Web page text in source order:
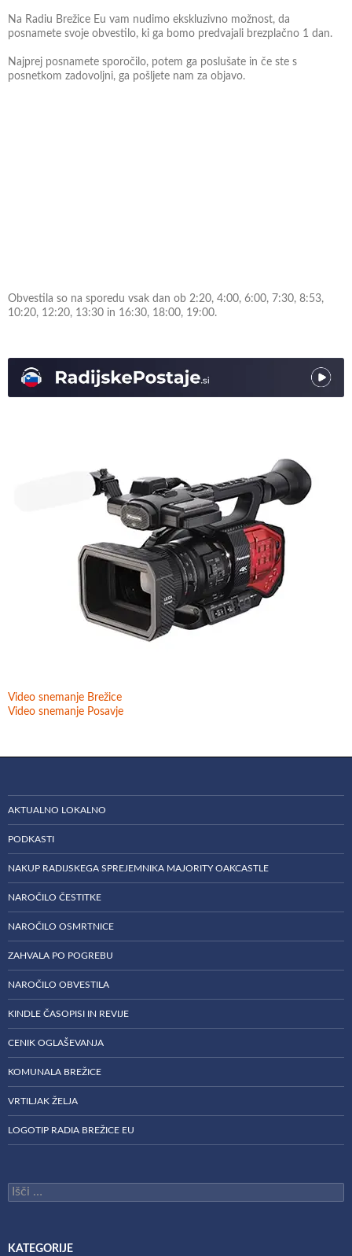
Na Radiu Brežice Eu vam nudimo ekskluzivno možnost, da
posnamete svoje obvestilo, ki ga bomo predvajali brezplačno 1 dan.
Najprej posnamete sporočilo, potem ga poslušate in če ste s
posnetkom zadovoljni, ga pošljete nam za objavo.
Obvestila so na sporedu vsak dan ob 2:20, 4:00, 6:00, 7:30, 8:53,
10:20, 12:20, 13:30 in 16:30, 18:00, 19:00.
Video snemanje Brežice
Video snemanje Posavje
AKTUALNO LOKALNO
PODKASTI
NAKUP RADIJSKEGA SPREJEMNIKA MAJORITY OAKCASTLE
NAROČILO ČESTITKE
NAROČILO OSMRTNICE
ZAHVALA PO POGREBU
NAROČILO OBVESTILA
KINDLE ČASOPISI IN REVIJE
CENIK OGLAŠEVANJA
KOMUNALA BREŽICE
VRTILJAK ŽELJA
LOGOTIP RADIA BREŽICE EU
Išči:
KATEGORIJE